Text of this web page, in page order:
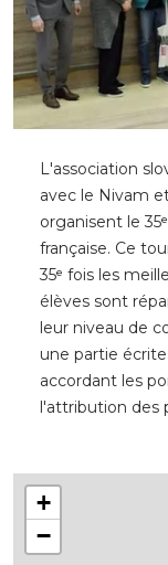
L'association
avec le Nivam
organisent le
française. Ce
35ᵉ fois les
élèves sont
leur niveau de
une partie
accordant les
l'attribution des
+
−